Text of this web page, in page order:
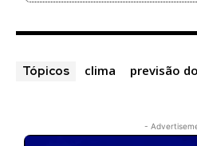
Tópicos clima previsão
-